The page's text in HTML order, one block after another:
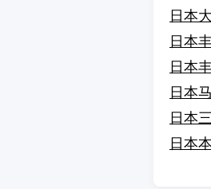
日本
日本
日本
日本
日本
日本